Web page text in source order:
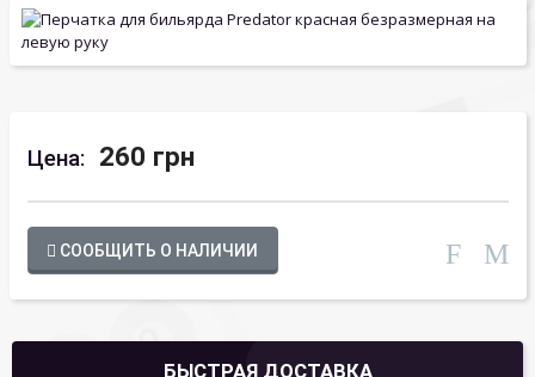
Цена: 260 грн
СООБЩИТЬ О НАЛИЧИИ
БЫСТРАЯ ДОСТАВКА